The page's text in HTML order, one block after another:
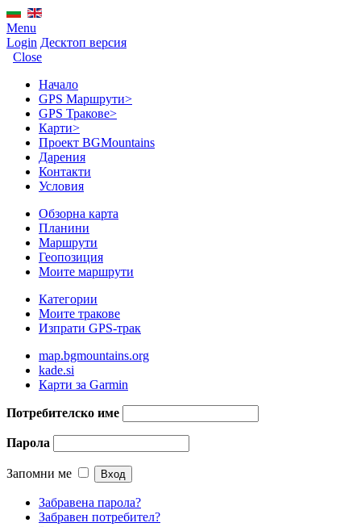
Menu
Login Десктоп версия
Close
Начало
GPS Mаршрути>
GPS Тракове>
Карти>
Проект BGMountains
Дарения
Контакти
Условия
Обзорна карта
Планини
Маршрути
Геопозиция
Моите маршрути
Категории
Моите тракове
Изпрати GPS-трак
map.bgmountains.org
kade.si
Карти за Garmin
Потребителско име
Парола
Запомни ме
Забравена парола?
Забравен потребител?